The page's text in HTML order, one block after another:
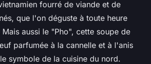
fourré de viande et de
que l'on déguste à toute heure
aussi le "Pho", cette soupe de
parfumée à la cannelle et à l'anis
symbole de la cuisine du nord.